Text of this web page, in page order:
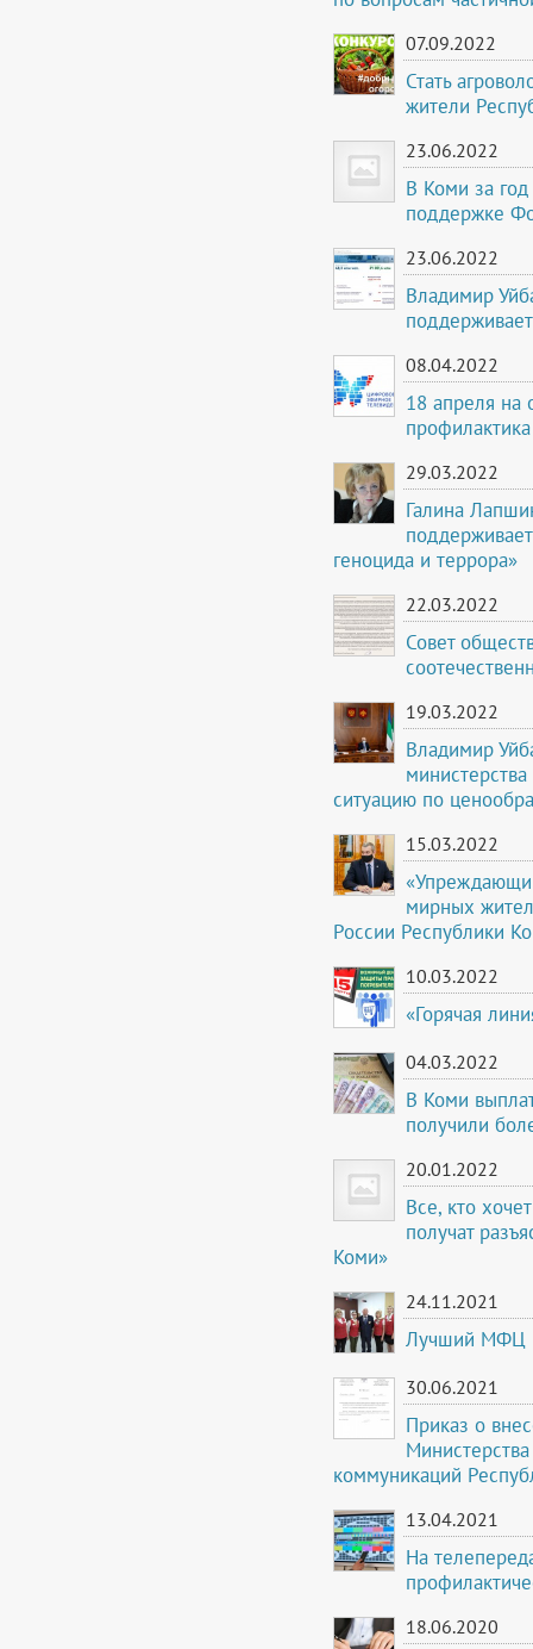
07.09.2022
Стать
жители
23.06.2022
В Коми за
поддержке
23.06.2022
Владимир
08.04.2022
18 апреля на
профилактика
29.03.2022
Галина
геноцида и террора»
22.03.2022
Совет
19.03.2022
Владимир
ситуацию по
15.03.2022
мирных
России Республики
10.03.2022
«Горячая
04.03.2022
В Коми
получили
20.01.2022
Все, кто
получат
Коми»
24.11.2021
Лучший МФЦ
30.06.2021
Приказ о
коммуникаций
13.04.2021
На
18.06.2020